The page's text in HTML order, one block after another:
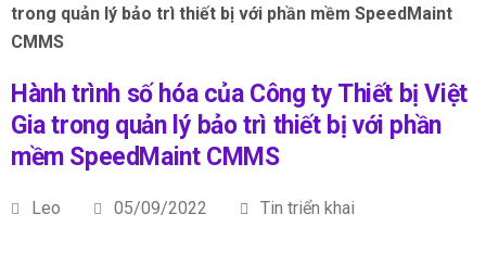
trong quản lý bảo trì thiết bị với phần mềm SpeedMaint
CMMS
Hành trình số hóa của Công ty Thiết bị Việt
Gia trong quản lý bảo trì thiết bị với phần
mềm SpeedMaint CMMS
Leo 05/09/2022 Tin triển khai